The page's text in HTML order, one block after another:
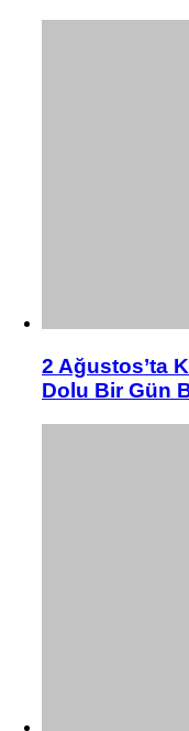
2 Ağustos’ta
Dolu Bir Gün